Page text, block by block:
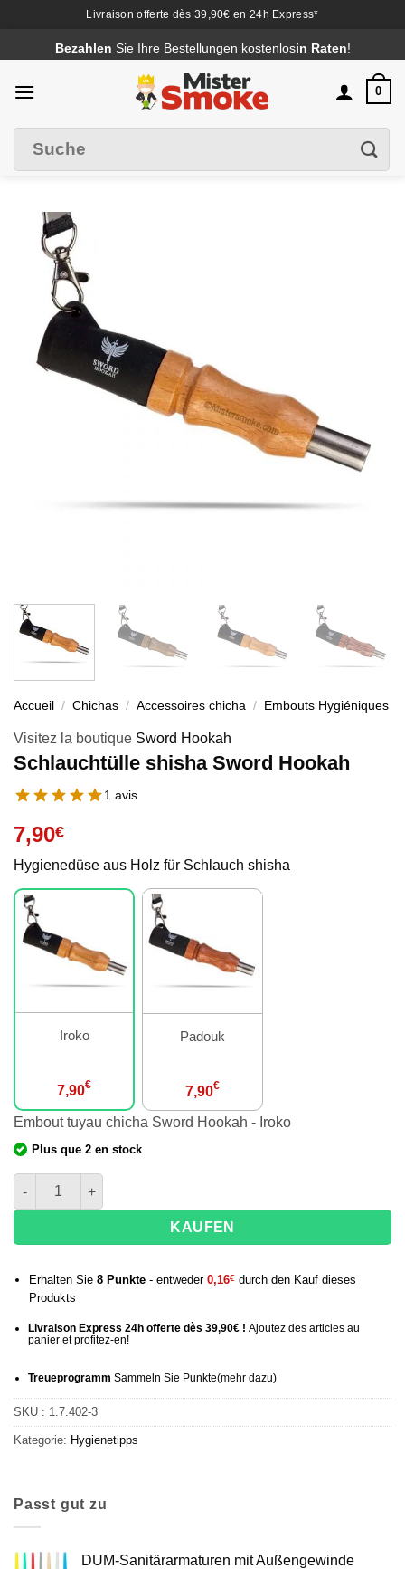
Livraison offerte dès 39,90€ en 24h Express*
au
contenu
Bezahlen Sie Ihre Bestellungen kostenlosin Raten!
0
nach
Accueil / Chichas / Accessoires chicha / Embouts Hygiéniques
Visitez la boutique Sword Hookah
Schlauchtülle shisha Sword Hookah
1 avis
7,90€
Hygienedüse aus Holz für Schlauch shisha
Iroko
7,90€
Padouk
7,90€
Embout tuyau chicha Sword Hookah - Iroko
Plus que 2 en stock
Menge der Schlauchtülle shisha Sword Hookah
KAUFEN
Erhalten Sie 8Punkte- entweder 0,16€ durch den Kauf dieses
Produkts
Livraison Express 24h offerte dès 39,90€ ! Ajoutez des articles au
panier et profitez-en!
Treueprogramm Sammeln Sie Punkte(mehrdazu)
SKU : 1.7.402-3
Kategorie: Hygienetipps
Passt gut zu
DUM-Sanitärarmaturen mit Außengewinde